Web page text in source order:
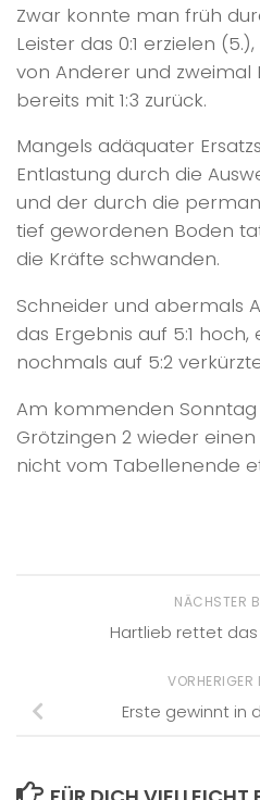
Zwar konnte man früh
Leister das 0:1 erzielen
von Anderer und zweimal
bereits mit 1:3 zurück.
Mangels adäquater
Entlastung durch die
und der durch die
tief gewordenen Boden
die Kräfte schwanden.
Schneider und abermals
das Ergebnis auf 5:1
nochmals auf 5:2
Am kommenden
Grötzingen 2 wieder
nicht vom Tabellenende
NÄCHSTER
Hartlieb rettet
VORHERIGER
Erste gewinnt in